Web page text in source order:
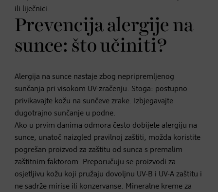
ili liječnici.
Prevencija alergije na
sunce: što učiniti?
Alergija na sunce nastaje zbog nepripremljenog
sunčanja pri visokom UV-zračenju. Stoga: postupno
privikavajte kožu na sunčeve zrake. Izbjegavajte
dugotrajno sunčanje u podne.
Ako u prvim danima odmora često dobijete alergiju na
sunce, unatoč naizgled pravilnoj zaštiti, možda koristite
pogrešan proizvod za zaštitu od sunca s premalim
zaštitnim faktorom. Preporučuju se proizvodi za
osjetljivu kožu koji pružaju dovoljnu UV-B i UV-A zaštitu i
ne sadrže mirise ili konzervanse. Mineralne kreme za